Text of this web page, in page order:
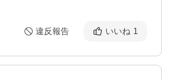
違反報告 いいね 1